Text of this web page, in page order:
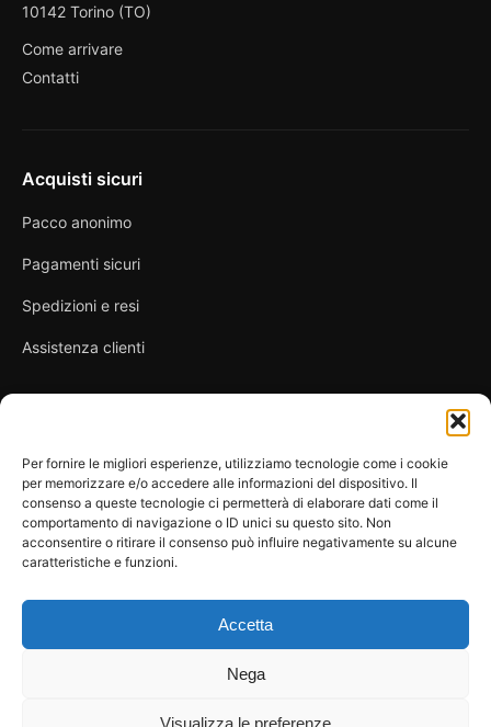
Per fornire le migliori esperienze, utilizziamo tecnologie come i cookie
per memorizzare e/o accedere alle informazioni del dispositivo. Il
consenso a queste tecnologie ci permetterà di elaborare dati come il
comportamento di navigazione o ID unici su questo sito. Non
acconsentire o ritirare il consenso può influire negativamente su alcune
caratteristiche e funzioni.
Accetta
Nega
Visualizza le preferenze
10142 Torino (TO)
Come arrivare
Contatti
Acquisti sicuri
Pacco anonimo
Pagamenti sicuri
Spedizioni e resi
Assistenza clienti
Privacy Policy
Condizioni di vendita